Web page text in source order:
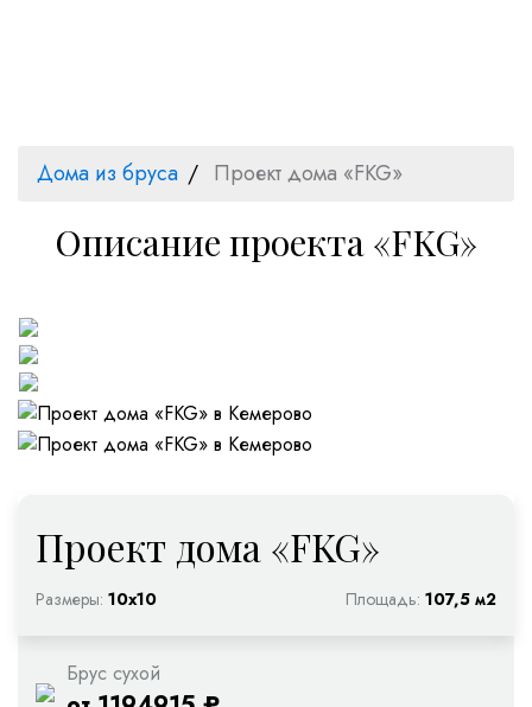
Дома из бруса Проект дома «FKG»
Описание проекта «FKG»
Проект дома «FKG»
Размеры: 10х10 Площадь: 107,5 м2
Брус сухой